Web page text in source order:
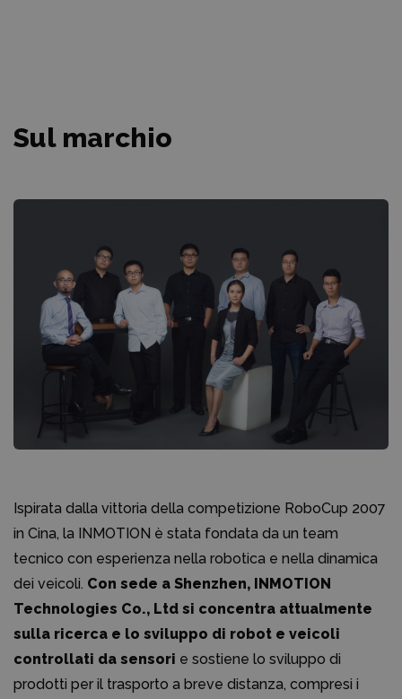
Sul marchio
Ispirata dalla vittoria della competizione RoboCup 2007
in Cina, la INMOTION è stata fondata da un team
tecnico con esperienza nella robotica e nella dinamica
dei veicoli. Con sede a Shenzhen, INMOTION
Technologies Co., Ltd si concentra attualmente
sulla ricerca e lo sviluppo di robot e veicoli
controllati da sensori e sostiene lo sviluppo di
prodotti per il trasporto a breve distanza, compresi i